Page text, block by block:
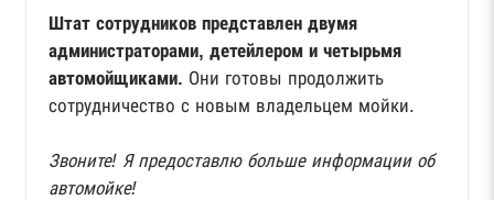
Штат сотрудников представлен двумя
администраторами, детейлером и четырьмя
автомойщиками. Они готовы продолжить
сотрудничество с новым владельцем мойки.
Звоните! Я предоставлю больше информации об
автомойке!